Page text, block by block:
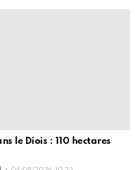
le Diois : 110 hectares